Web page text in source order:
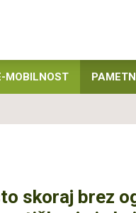
MOBILNOST
skoraj brez